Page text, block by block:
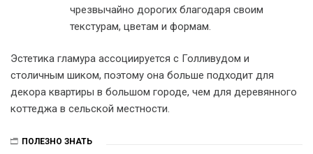
чрезвычайно дорогих благодаря своим
текстурам, цветам и формам.
Эстетика гламура ассоциируется с Голливудом и
столичным шиком, поэтому она больше подходит для
декора квартиры в большом городе, чем для деревянного
коттеджа в сельской местности.
ПОЛЕЗНО ЗНАТЬ